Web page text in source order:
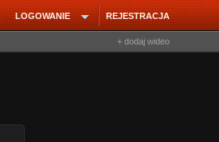
REJESTRACJA
LOGOWANIE
+ dodaj wideo